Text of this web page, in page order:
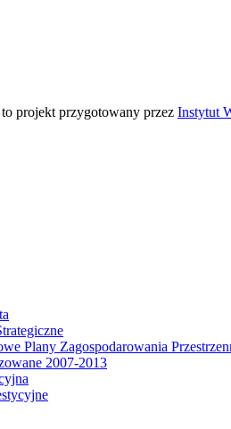
projekt przygotowany przez Instytut
Plany Zagospodarowania
2007-2013